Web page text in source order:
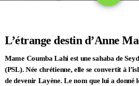
L’étrange destin d’Anne
Mame Coumba Lahi est une sahaba de
(PSL). Née chrétienne, elle se convertit à
de devenir Layène. Le nom que lui a donné